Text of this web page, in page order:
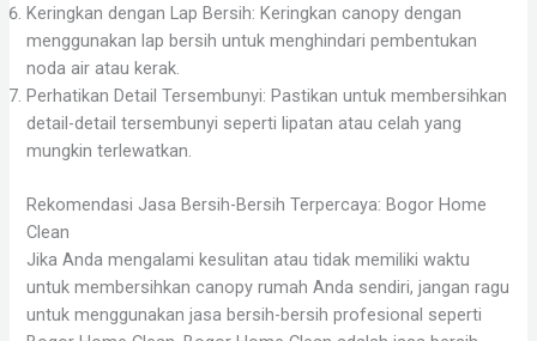
Keringkan dengan Lap Bersih: Keringkan canopy dengan
menggunakan lap bersih untuk menghindari pembentukan
noda air atau kerak.
Perhatikan Detail Tersembunyi: Pastikan untuk membersihkan
detail-detail tersembunyi seperti lipatan atau celah yang
mungkin terlewatkan.
Rekomendasi Jasa Bersih-Bersih Terpercaya: Bogor Home
Clean
Jika Anda mengalami kesulitan atau tidak memiliki waktu
untuk membersihkan canopy rumah Anda sendiri, jangan ragu
untuk menggunakan jasa bersih-bersih profesional seperti